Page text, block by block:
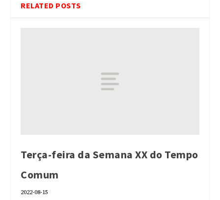
RELATED POSTS
Terça-feira da Semana XX do Tempo
Comum
2022-08-15